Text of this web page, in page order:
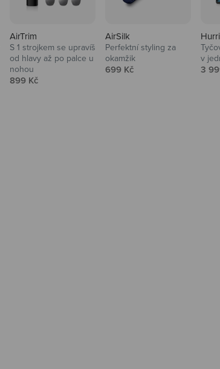
AirTrim
S 1 strojkem se upravíš
od hlavy až po palce u
nohou
Prodejní cena
899 Kč
AirSilk
Perfektní styling za
okamžik
Prodejní cena
699 Kč
v
3